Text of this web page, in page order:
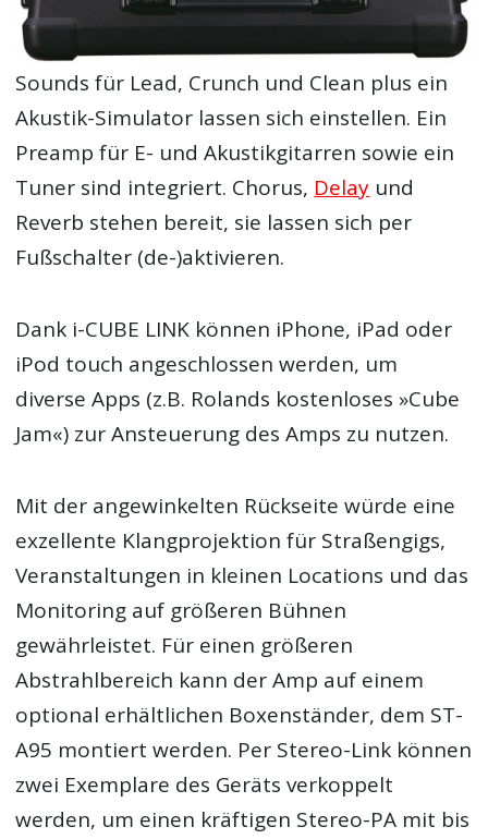
Sounds für Lead, Crunch und Clean plus ein
Akustik-Simulator lassen sich einstellen. Ein
Preamp für E- und Akustikgitarren sowie ein
Tuner sind integriert. Chorus, Delay und
Reverb stehen bereit, sie lassen sich per
Fußschalter (de-)aktivieren.
Dank i-CUBE LINK können iPhone, iPad oder
iPod touch angeschlossen werden, um
diverse Apps (z.B. Rolands kostenloses »Cube
Jam«) zur Ansteuerung des Amps zu nutzen.
Mit der angewinkelten Rückseite würde eine
exzellente Klangprojektion für Straßengigs,
Veranstaltungen in kleinen Locations und das
Monitoring auf größeren Bühnen
gewährleistet. Für einen größeren
Abstrahlbereich kann der Amp auf einem
optional erhältlichen Boxenständer, dem ST-
A95 montiert werden. Per Stereo-Link können
zwei Exemplare des Geräts verkoppelt
werden, um einen kräftigen Stereo-PA mit bis